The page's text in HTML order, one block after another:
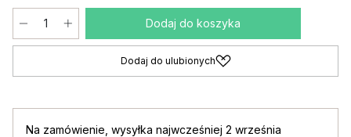
Dodaj do koszyka
Dodaj do ulubionych
Na zamówienie wysyłka najwcześniej 2 września